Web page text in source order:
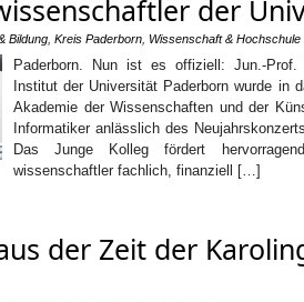
der
Bildung Kreis Paderborn Wissenschaft & Hochschule
Paderborn. Nun ist es offiziell: Jun.-
Institut der Universität Paderborn wurde in
Akademie der Wissenschaften und der
Informatiker anlässlich des
Das Junge Kolleg fördert
wissenschaftler fachlich, finanziell […]
der Zeit der